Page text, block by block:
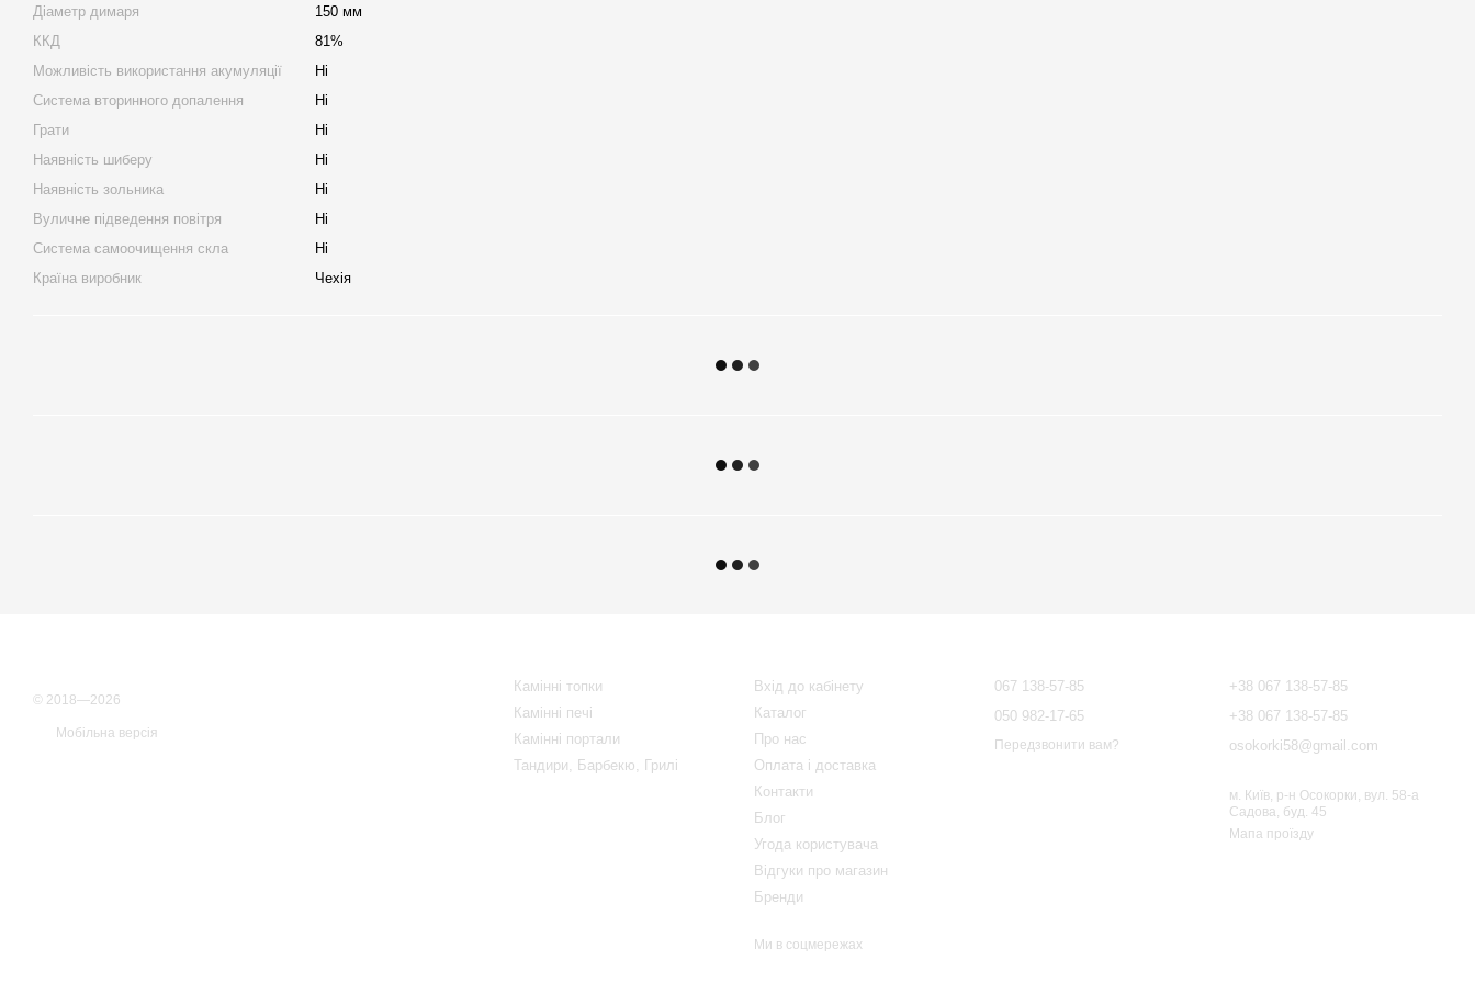
Діаметр димаря
150 мм
ККД
81%
Можливість використання акумуляції
Ні
Система вторинного допалення
Ні
Грати
Ні
Наявність шиберу
Ні
Наявність зольника
Ні
Вуличне підведення повітря
Ні
Система самоочищення скла
Ні
Країна виробник
Чехія
© 2018—2026
Мобільна версія
Камінні топки
Камінні печі
Камінні портали
Тандири, Барбекю, Грилі
Вхід до кабінету
Каталог
Про нас
Оплата і доставка
Контакти
Блог
Угода користувача
Відгуки про магазин
Бренди
Ми в соцмережах
067 138-57-85
050 982-17-65
Передзвонити вам?
+38 067 138-57-85
+38 067 138-57-85
osokorki58@gmail.com
м. Київ, р-н Осокорки, вул. 58-а
Садова, буд. 45
Мапа проїзду